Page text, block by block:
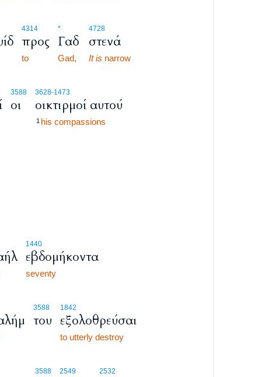
4314
προς
to
*
Γαδ
Gad,
4728
στενά
It is narrow
3588
οι
3628-1473
οικτιρμοί αυτού
1 his compassions
1440
εβδομήκοντα
seventy
3588
του
1842
εξολοθρεύσαι
to utterly destroy
3588 2549 2532